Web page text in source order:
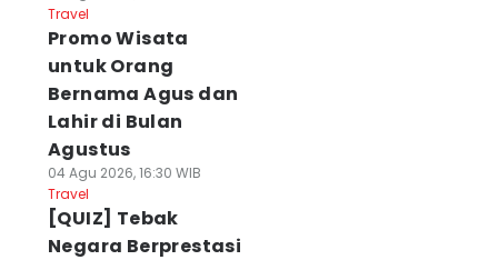
Travel
Promo Wisata
untuk Orang
Bernama Agus dan
Lahir di Bulan
Agustus
04 Agu 2026, 16:30 WIB
Travel
[QUIZ] Tebak
Negara Berprestasi